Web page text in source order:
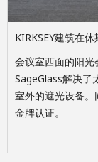
KIRKSEY建筑在休
会议室西面的阳光
SageGlass解决了
室外的遮光设备。
金牌认证。